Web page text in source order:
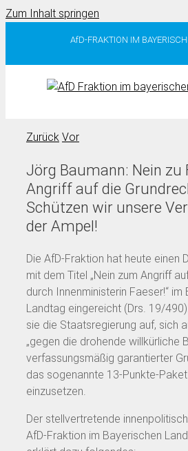
Zum Inhalt springen
AfD-FRAKTION IM
Zurück Vor
Jörg Baumann: Nein zu
Angriff auf die
Schützen wir unsere
der Ampel!
Die AfD-Fraktion hat heute einen
mit dem Titel „Nein zum Angriff
durch Innenministerin Faeser!“ im
Landtag eingereicht (Drs. 19/
sie die Staatsregierung auf, sich
„gegen die drohende willkürliche
verfassungsmäßig garantierter
das sogenannte 13-Punkte-
einzusetzen.
Der stellvertretende
AfD-Fraktion im Bayerischen